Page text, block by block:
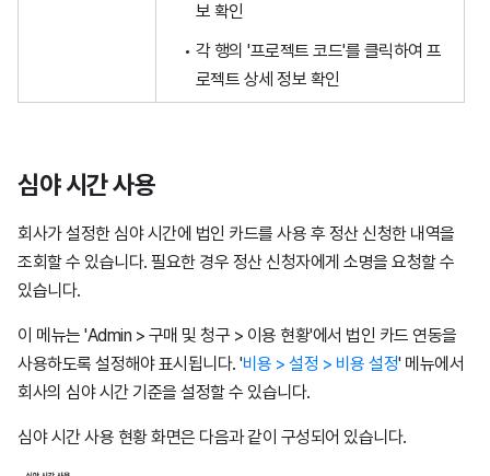
보 확인
각 행의 '프로젝트 코드'를 클릭하여 프
로젝트 상세 정보 확인
심야 시간 사용
회사가 설정한 심야 시간에 법인 카드를 사용 후 정산 신청한 내역을
조회할 수 있습니다. 필요한 경우 정산 신청자에게 소명을 요청할 수
있습니다.
이 메뉴는 'Admin > 구매 및 청구 > 이용 현황'에서 법인 카드 연동을
사용하도록 설정해야 표시됩니다. '비용 > 설정 > 비용 설정' 메뉴에서
회사의 심야 시간 기준을 설정할 수 있습니다.
심야 시간 사용 현황 화면은 다음과 같이 구성되어 있습니다.